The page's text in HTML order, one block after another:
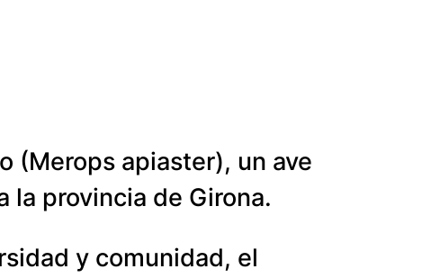
(Merops apiaster), un ave
la provincia de Girona.
y comunidad, el